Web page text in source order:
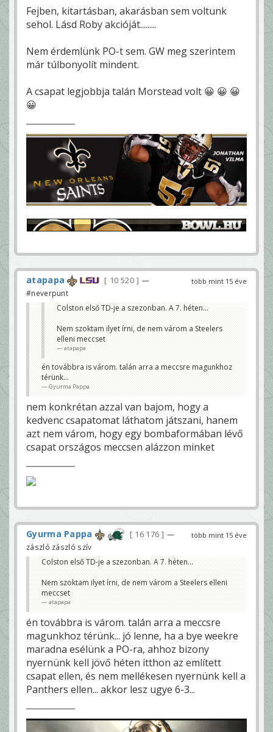
Fejben, kitartásban, akarásban sem voltunk
sehol. Lásd Roby akcióját.........
Nem érdemlünk PO-t sem. GW meg szerintem
már túlbonyolít mindent.
A csapat legjobbja talán Morstead volt 😀 😀 😀
😀
több mint 15 éve
atapapa 10 520
—
#neverpunt
Colston első TD-je a szezonban. A 7. héten...
Nem szoktam ilyet írni, de nem várom a Steelers
elleni meccset
atapapa
én továbbra is várom. talán arra a meccsre magunkhoz
térünk...
Gyurma Pappa
nem konkrétan azzal van bajom, hogy a
kedvenc csapatomat láthatom játszani, hanem
azt nem várom, hogy egy bombaformában lévő
csapat országos meccsen alázzon minket
több mint 15 éve
Gyurma Pappa 16 176
—
zászló zászló szív
Colston első TD-je a szezonban. A 7. héten...
Nem szoktam ilyet írni, de nem várom a Steelers elleni
meccset
atapapa
én továbbra is várom. talán arra a meccsre
magunkhoz térünk... jó lenne, ha a bye weekre
maradna esélünk a PO-ra, ahhoz bizony
nyernünk kell jövő héten itthon az említett
csapat ellen, és nem mellékesen nyernünk kell a
Panthers ellen... akkor lesz ugye 6-3...